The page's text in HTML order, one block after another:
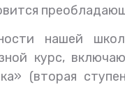
нашей
курс,
(вторая